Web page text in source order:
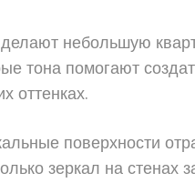
небольшую
тона помогают
оттенках.
поверхности
зеркал на стенах